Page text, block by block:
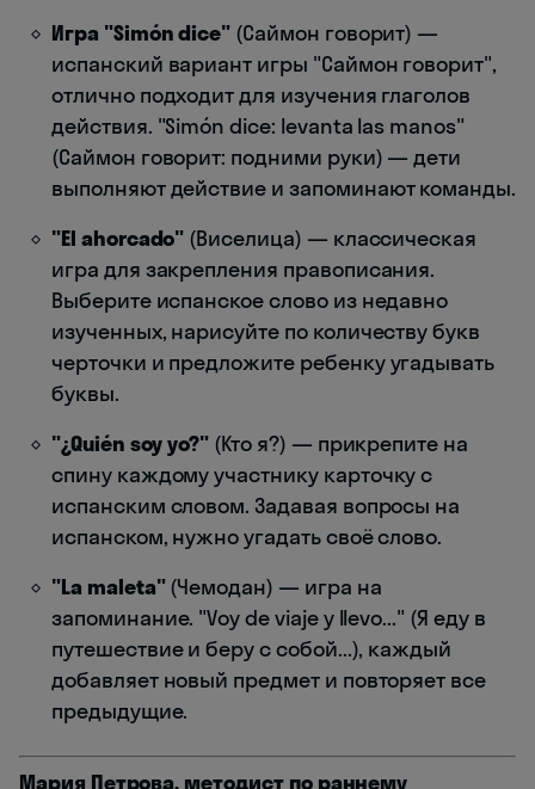
Игра "Simón dice" (Саймон говорит) —
испанский вариант игры "Саймон говорит",
отлично подходит для изучения глаголов
действия. "Simón dice: levanta las manos"
(Саймон говорит: подними руки) — дети
выполняют действие и запоминают команды.
"El ahorcado" (Виселица) — классическая
игра для закрепления правописания.
Выберите испанское слово из недавно
изученных, нарисуйте по количеству букв
черточки и предложите ребенку угадывать
буквы.
"¿Quién soy yo?" (Кто я?) — прикрепите на
спину каждому участнику карточку с
испанским словом. Задавая вопросы на
испанском, нужно угадать своё слово.
"La maleta"(Чемодан) — игра на
запоминание. "Voy de viaje y llevo..." (Я еду в
путешествие и беру с собой...), каждый
добавляет новый предмет и повторяет все
предыдущие.
Мария Петрова, методист по раннему